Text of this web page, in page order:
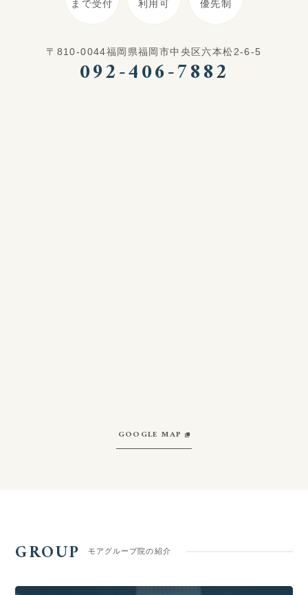
まで受付
利用可
優先制
〒810-0044福岡県福岡市中央区六本松2-6-5
092-406-7882
GOOGLE MAP
GROUP モアグループ院の紹介